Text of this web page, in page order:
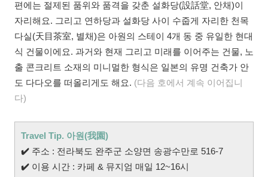
편에는 절제된 품위와 품격을 갖춘 설화당(設話堂, 안채)이
자리해요. 그리고 연하당과 설화당 사이 수줍게 자리한 천목
다실(天目茶室, 별채)은 아원의 스테이 4개 동 중 유일한 현대
식 건물이에요. 과거와 현재 그리고 미래를 이어주는 건물, 노
출 콘크리트 소재의 미니멀한 형식은 일본의 유명 건축가 안
도 다다오를 떠올리게도 해요. (다음 호에서 계속 이어집니
다)
Travel Tip. 아원(我園)
✔️ 주소 : 전라북도 완주군 소양면 송광수만로 516-7
✔️ 이용 시간 : 카페 & 뮤지엄 매일 12~16시